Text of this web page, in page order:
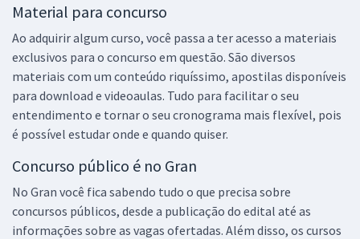
Material para concurso
Ao adquirir algum curso, você passa a ter acesso a materiais
exclusivos para o concurso em questão. São diversos
materiais com um conteúdo riquíssimo, apostilas disponíveis
para download e videoaulas. Tudo para facilitar o seu
entendimento e tornar o seu cronograma mais flexível, pois
é possível estudar onde e quando quiser.
Concurso público é no Gran
No Gran você fica sabendo tudo o que precisa sobre
concursos públicos, desde a publicação do edital até as
informações sobre as vagas ofertadas. Além disso, os cursos